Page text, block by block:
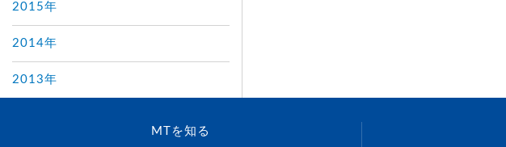
2015年
2014年
2013年
MTを知る